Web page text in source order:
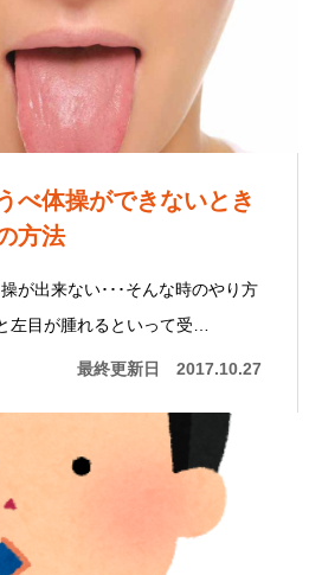
べ体操ができないとき
方法
が出来ない･･･そんな時のやり方
左目が腫れるといって受…
最終更新日 2017.10.27